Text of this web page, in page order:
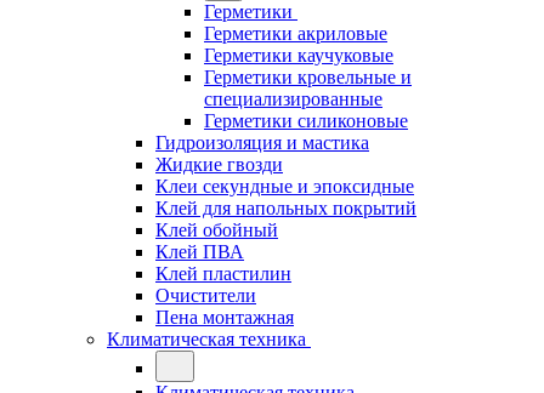
Герметики
Герметики акриловые
Герметики каучуковые
Герметики кровельные и
специализированные
Герметики силиконовые
Гидроизоляция и мастика
Жидкие гвозди
Клеи секундные и эпоксидные
Клей для напольных покрытий
Клей обойный
Клей ПВА
Клей пластилин
Очистители
Пена монтажная
Климатическая техника